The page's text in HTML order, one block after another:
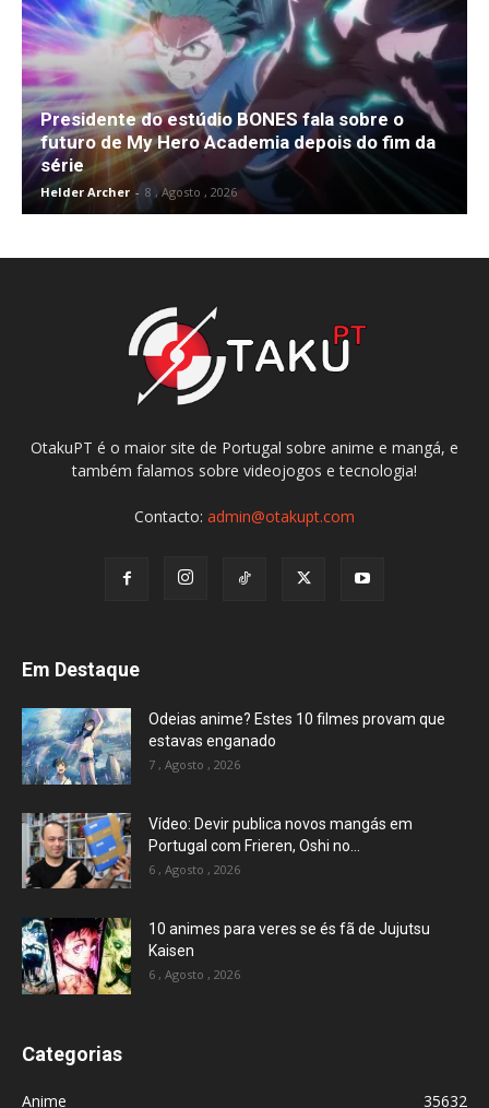
Presidente do estúdio BONES fala sobre o
futuro de My Hero Academia depois do fim da
série
Helder Archer - 8 , Agosto , 2026
OtakuPT é o maior site de Portugal sobre anime e mangá, e
também falamos sobre videojogos e tecnologia!
Contacto: admin@otakupt.com
Em Destaque
Odeias anime? Estes 10 filmes provam que
estavas enganado
7 , Agosto , 2026
Vídeo: Devir publica novos mangás em
Portugal com Frieren, Oshi no...
6 , Agosto , 2026
10 animes para veres se és fã de Jujutsu
Kaisen
6 , Agosto , 2026
Categorias
Anime 35632